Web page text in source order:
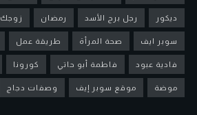
ديكور رجل برج الأسد رمضان زوجك
سوبر ايف صحة المرأة طريقة عمل
فادية عبود فاطمة أبو حاتي كورونا
موضة موقع سوبر إيف وصفات دجاج